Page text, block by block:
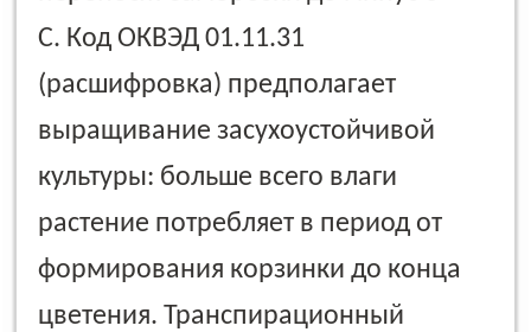
С. Код ОКВЭД 01.11.31
(расшифровка) предполагает
выращивание засухоустойчивой
культуры: больше всего влаги
растение потребляет в период от
формирования корзинки до конца
цветения. Транспирационный